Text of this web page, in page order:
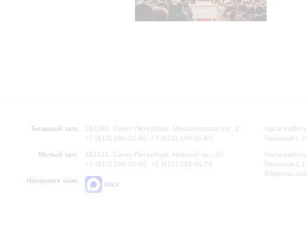
Большой зал:
191186, Санкт-Петербург, Михайловская ул., 2
+7 (812) 240-01-00, +7 (812) 240-01-80
Малый зал:
191011, Санкт-Петербург, Невский пр., 30
+7 (812) 240-01-00, +7 (812) 240-01-70
Напишите нам:
MAX
Часы
Перерыв с
Часы
Перерыв с
Вопросы